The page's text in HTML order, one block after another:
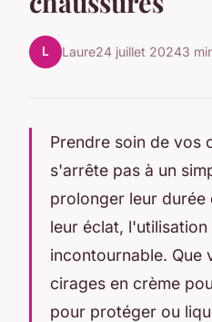
L Laure24 juillet 20243
Prendre soin de vos
s'arrête pas à un
prolonger leur durée
leur éclat,
incontournable. Que
cirages en crème
pour protéger ou